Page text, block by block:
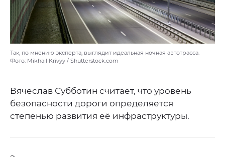
Так, по мнению эксперта, выглядит идеальная ночная автотрасса.
Фото: Mikhail Krivyy / Shutterstock.com
Вячеслав Субботин считает, что уровень
безопасности дороги определяется
степенью развития её инфраструктуры.